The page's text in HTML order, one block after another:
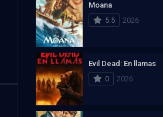
Moana
5.5
2026
Evil Dead: En llamas
0
2026